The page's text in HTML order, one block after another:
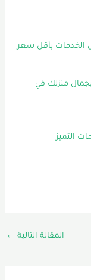
بأقل سعر
منزلك في
المقالة التالية←